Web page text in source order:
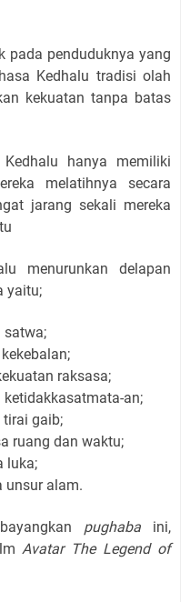
pada penduduknya yang
Kedhalu tradisi olah
kekuatan tanpa batas
hanya memiliki
melatihnya secara
jarang sekali mereka
menurunkan delapan
yaitu;
satwa;
raksasa;
ketidakkasatmata-an;
tirai gaib;
ruang dan waktu;
luka;
unsur alam.
pughaba ini,
Avatar The Legend of